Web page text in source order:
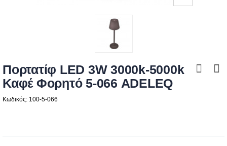
Πορτατίφ LED 3W 3000k-5000k
Καφέ Φορητό 5-066 ADELEQ
Κωδικός: 100-5-066